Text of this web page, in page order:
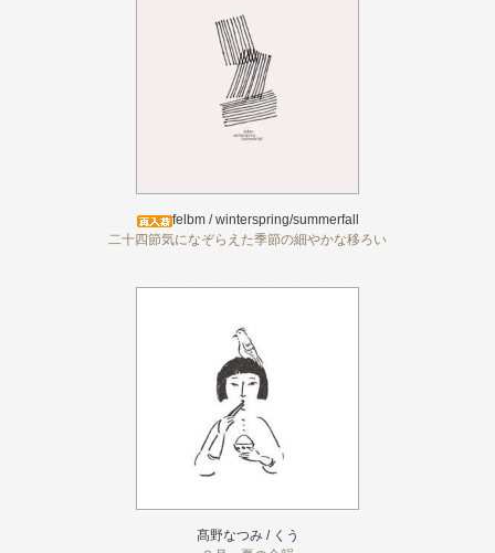
felbm / winterspring/summerfall
二十四節気になぞらえた季節の細やかな移ろい
髙野なつみ / くう